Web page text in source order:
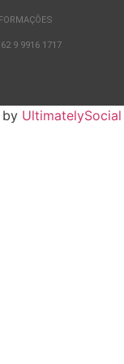
9 9916 1717
by UltimatelySocial